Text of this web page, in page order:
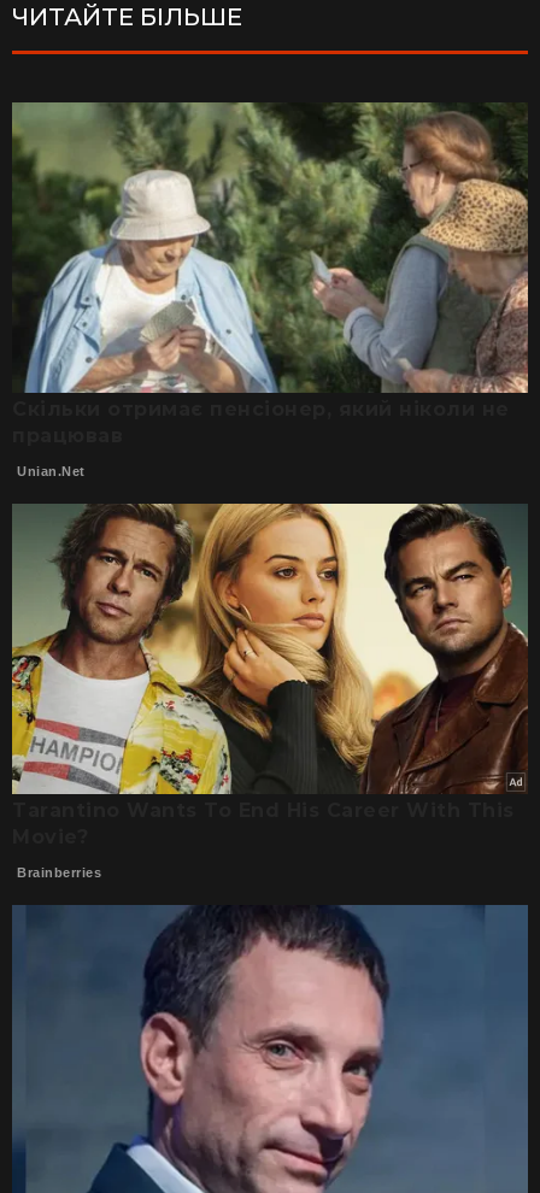
ЧИТАЙТЕ БІЛЬШЕ